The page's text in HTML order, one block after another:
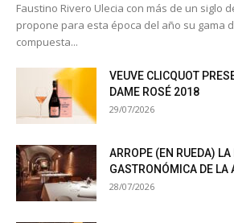
Faustino Rivero Ulecia con más de un siglo
propone para esta época del año su gama
compuesta...
VEUVE CLICQUOT
DAME ROSÉ 2018
29/07/2026
ARROPE (EN RUEDA)
GASTRONÓMICA DE LA
28/07/2026